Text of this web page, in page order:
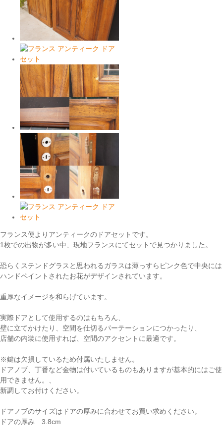
フランス便よりアンティークのドアセットです。
1枚での出物が多い中、現地フランスにてセットで見つかりました。
恐らくステンドグラスと思われるガラスは薄っすらピンク色で中央には
ハンドペイントされたお花がデザインされています。
重厚なイメージを和らげています。
実際ドアとして使用するのはもちろん、
壁に立てかけたり、空間を仕切るパーテーションにつかったり、
店舗の内装に使用すれば、空間のアクセントに最適です。
※鍵は欠損しているため付属いたしません。
ドアノブ、丁番など金物は付いているものもありますが基本的にはご使
用できません。、
新調してお付けください。
ドアノブのサイズはドアの厚みに合わせてお買い求めください。
ドアの厚み 3.8cm